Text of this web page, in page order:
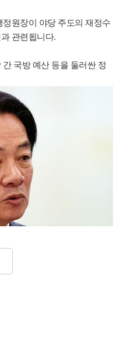
원장이 야당 주도의 재정수
관련됩니다.
국방 예산 등을 둘러싼 정